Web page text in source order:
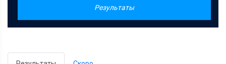
Результаты